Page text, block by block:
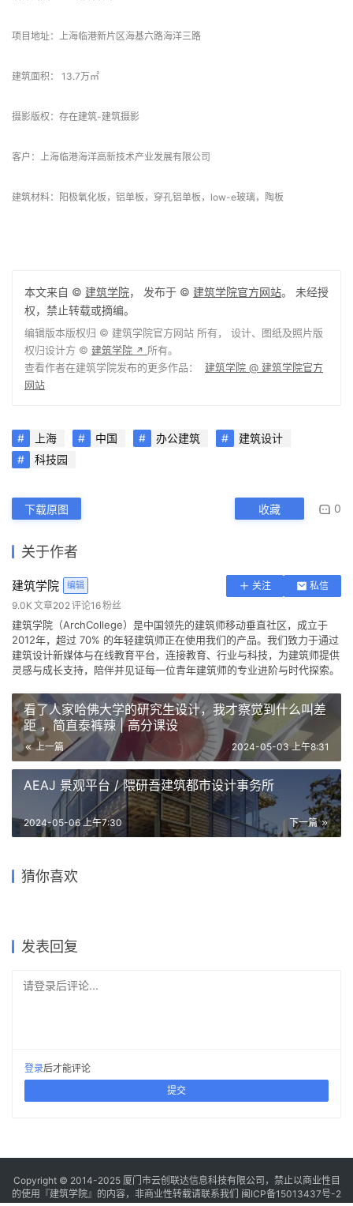
项目地址：上海临港新片区海基六路海洋三路
建筑面积： 13.7万㎡
摄影版权：存在建筑-建筑摄影
客户：上海临港海洋高新技术产业发展有限公司
建筑材料：阳极氧化板，铝单板，穿孔铝单板，low-e玻璃，陶板
本文来自 © 建筑学院 ， 发布于 © 建筑学院官方网站 。 未经授
权，禁止转载或摘编。
编辑版本版权归 © 建筑学院官方网站 所有， 设计、图纸及照片版
权归设计方 © 建筑学院 ↗ 所有。
查看作者在建筑学院发布的更多作品： 建筑学院 @ 建筑学院官方
网站
上海 中国 办公建筑
建筑设计
科技园
下载原图 收藏 0
关于作者
建筑学院 编辑 关注
私信
9.0K 文章202评论16粉丝
建筑学院（ArchCollege）是中国领先的建筑师移动垂直社区，成立于
2012年，超过 70% 的年轻建筑师正在使用我们的产品。我们致力于通过
建筑设计新媒体与在线教育平台，连接教育、行业与科技，为建筑师提供
灵感与成长支持，陪伴并见证每一位青年建筑师的专业进阶与时代探索。
看了人家哈佛大学的研究生设计，我才察觉到什么叫差
距 ，简直泰裤辣 | 高分课设
上一篇 2024-05-03 上午8:31
AEAJ 景观平台 / 隈研吾建筑都市设计事务所
下一篇
2024-05-06 上午7:30
猜你喜欢
的景区公厕 / 兰心建筑
约克大学继续教育学院 /
Perkins&Will
发表回复
请登录后评论...
登录后才能评论
提交
Copyright © 2014-2025 厦门市云创联达信息科技有限公司，禁止以商业性目
的使用『建筑学院』的内容，非商业性转载请联系我们 闽ICP备15013437号-2